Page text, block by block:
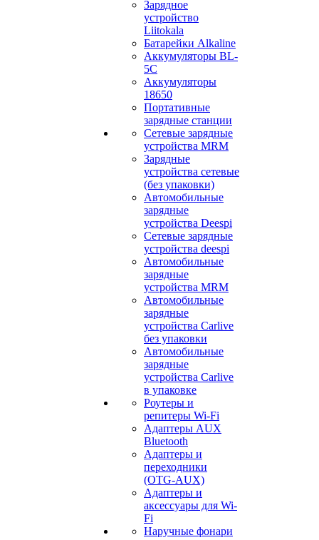
Зарядное
устройство
Liitokala
Батарейки Alkaline
Аккумуляторы BL-
5C
Аккумуляторы
18650
Портативные
зарядные станции
Сетевые зарядные
устройства MRM
Зарядные
устройства сетевые
(без упаковки)
Автомобильные
зарядные
устройства Deespi
Сетевые зарядные
устройства deespi
Автомобильные
зарядные
устройства MRM
Автомобильные
зарядные
устройства Carlive
без упаковки
Автомобильные
зарядные
устройства Carlive
в упаковке
Роутеры и
репитеры Wi-Fi
Адаптеры AUX
Bluetooth
Адаптеры и
переходники
(OTG-AUX)
Адаптеры и
аксессуары для Wi-
Fi
Наручные фонари